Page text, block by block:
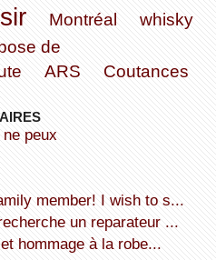
Montréal whisky
de
ARS Coutances
member! I wish to s...
un reparateur ...
hommage à la robe...